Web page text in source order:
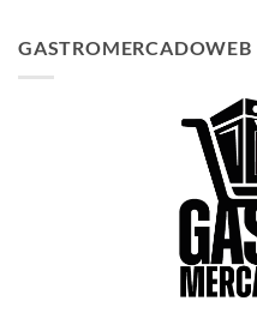
era:
GASTROMERCADOWEB